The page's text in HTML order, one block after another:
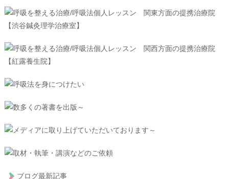
ブログ最新記事